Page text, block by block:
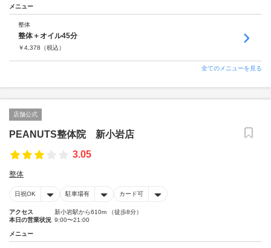
メニュー
整体
整体＋オイル45分
￥4,378 （税込）
全てのメニューを見る
店舗公式
PEANUTS整体院 新小岩店
3.05
整体
日祝OK 駐車場有 カード可
アクセス
新小岩駅から610m （徒歩8分）
本日の営業状況 9:00〜21:00
メニュー